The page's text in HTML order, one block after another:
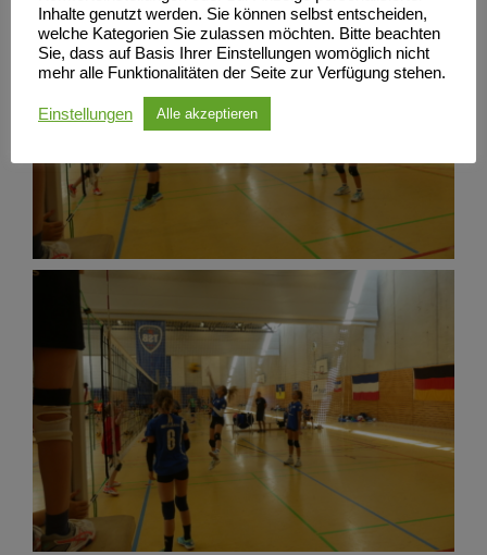
Inhalte genutzt werden. Sie können selbst entscheiden,
welche Kategorien Sie zulassen möchten. Bitte beachten
Sie, dass auf Basis Ihrer Einstellungen womöglich nicht
mehr alle Funktionalitäten der Seite zur Verfügung stehen.
Einstellungen Alle akzeptieren